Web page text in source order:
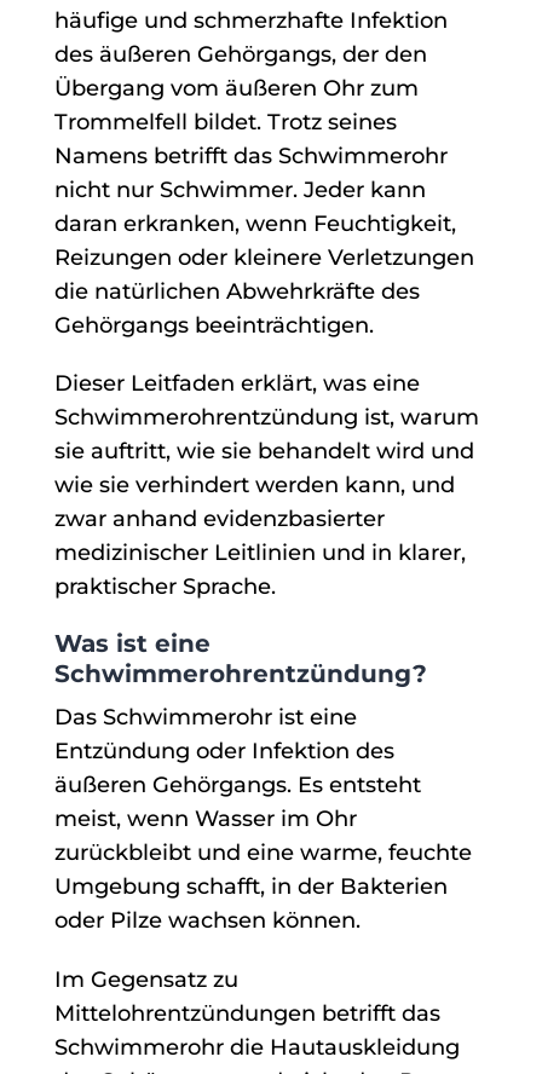
häufige und schmerzhafte Infektion
des äußeren Gehörgangs, der den
Übergang vom äußeren Ohr zum
Trommelfell bildet. Trotz seines
Namens betrifft das Schwimmerohr
nicht nur Schwimmer. Jeder kann
daran erkranken, wenn Feuchtigkeit,
Reizungen oder kleinere Verletzungen
die natürlichen Abwehrkräfte des
Gehörgangs beeinträchtigen.
Dieser Leitfaden erklärt, was eine
Schwimmerohrentzündung ist, warum
sie auftritt, wie sie behandelt wird und
wie sie verhindert werden kann, und
zwar anhand evidenzbasierter
medizinischer Leitlinien und in klarer,
praktischer Sprache.
Was ist eine
Schwimmerohrentzündung?
Das Schwimmerohr ist eine
Entzündung oder Infektion des
äußeren Gehörgangs. Es entsteht
meist, wenn Wasser im Ohr
zurückbleibt und eine warme, feuchte
Umgebung schafft, in der Bakterien
oder Pilze wachsen können.
Im Gegensatz zu
Mittelohrentzündungen betrifft das
Schwimmerohr die Hautauskleidung